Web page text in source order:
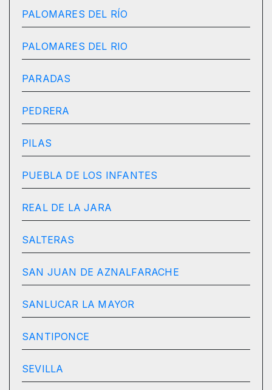
PALOMARES DEL RÍO
PALOMARES DEL RIO
PARADAS
PEDRERA
PILAS
PUEBLA DE LOS INFANTES
REAL DE LA JARA
SALTERAS
SAN JUAN DE AZNALFARACHE
SANLUCAR LA MAYOR
SANTIPONCE
SEVILLA